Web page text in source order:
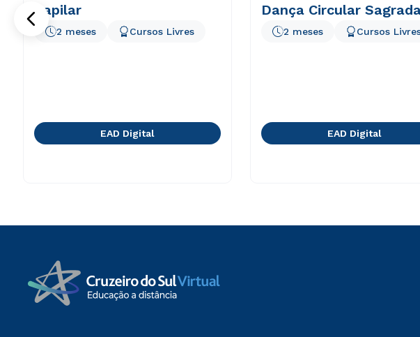
Capilar
2 meses Cursos Livres
EAD Digital
Dança Circular
2 meses Cursos
EAD Digital